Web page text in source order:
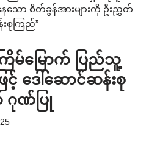
ော စိတ်ခွန်အားများကို ဦးညွှတ်
စုကြည်”
ြိမ်မြောက် ပြည်သူ့
ဒေါ်ဆောင်ဆန်းစု
ဂုဏ်ပြု